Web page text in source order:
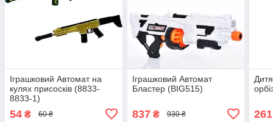
Іграшковий Автомат на
кулях присосків (8833-
8833-1)
54 ₴ 60 ₴
Іграшковий Автомат
Бластер (BIG515)
837₴ 930 ₴ 261